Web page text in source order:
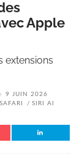
Apple
extensions
9 JUIN 2026
SAFARI
SIRI AI